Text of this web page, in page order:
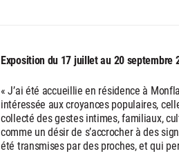
Exposition du 17 juillet au 20 septembre
« J’ai été accueillie en résidence à
intéressée aux croyances populaires,
collecté des gestes intimes, familiaux,
comme un désir de s’accrocher à des
été transmises par des proches, et qui